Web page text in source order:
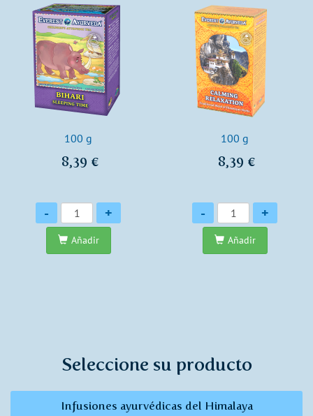
100 g
8,39 €
Cantidad
- +
Añadir
100 g
8,39 €
Cantidad
- +
Añadir
Seleccione su producto
Infusiones ayurvédicas del Himalaya